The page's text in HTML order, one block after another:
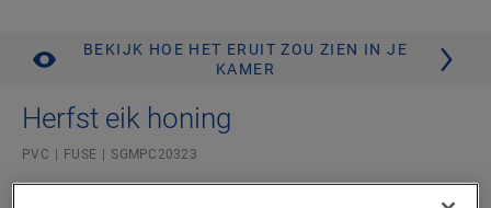
BEKIJK HOE HET ERUIT ZOU ZIEN IN JE
KAMER
Herfst eik honing
PVC FUSE SGMPC20323